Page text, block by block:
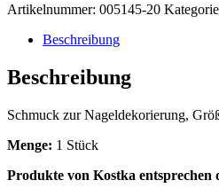
Artikelnummer: 005145-20
Beschreibung
Beschreibung
Schmuck zur Nageldekorierung,
Menge: 1 Stück
Produkte von Kostka entsprechen